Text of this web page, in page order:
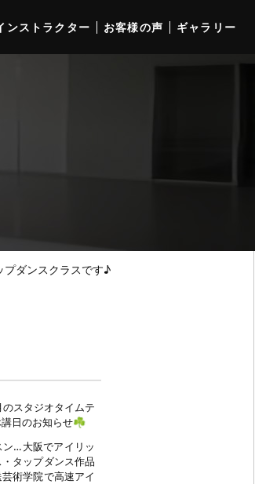
ンストラクター お客様の声 ギャラリー
プダンスクラスです♪
スタジオタイムテ
講日のお知らせ☘️
ン…大阪でアイリッ
タップダンス作品
術学院で高速アイ